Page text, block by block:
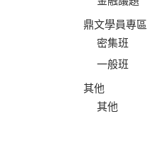
鼎文學員專區
密集班
一般班
其他
其他